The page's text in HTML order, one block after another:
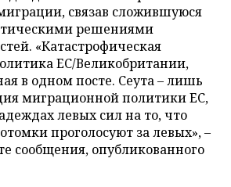
связав сложившуюся
решениями
«Катастрофическая
ЕС/Великобритании,
в одном посте. Сеута – лишь
миграционной политики ЕС,
левых сил на то, что
проголосуют за левых», –
сообщения, опубликованного